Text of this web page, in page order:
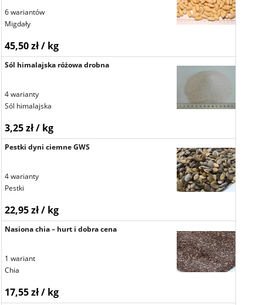
6 wariantów
Migdały
45,50 zł / kg
Sól himalajska różowa drobna
4 warianty
Sól himalajska
3,25 zł / kg
Pestki dyni ciemne GWS
4 warianty
Pestki
22,95 zł / kg
Nasiona chia – hurt i dobra cena
1 wariant
Chia
17,55 zł / kg